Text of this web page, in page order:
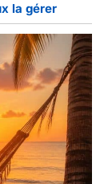
la gérer